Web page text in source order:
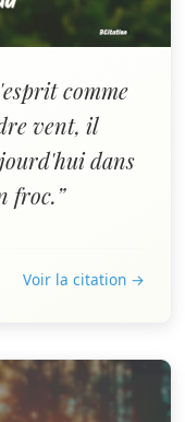
comme
vent, il
dans
froc.”
Voir la citation →